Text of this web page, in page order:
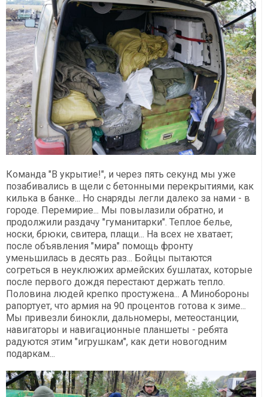
Команда "В укрытие!", и через пять секунд мы уже
позабивались в щели с бетонными перекрытиями, как
килька в банке... Но снаряды легли далеко за нами - в
городе. Перемирие... Мы повылазили обратно, и
продолжили раздачу "гуманитарки". Теплое белье,
носки, брюки, свитера, плащи... На всех не хватает;
после объявления "мира" помощь фронту
уменьшилась в десять раз... Бойцы пытаются
согреться в неуклюжих армейских бушлатах, которые
после первого дождя перестают держать тепло.
Половина людей крепко простужена... А Минобороны
рапортует, что армия на 90 процентов готова к зиме...
Мы привезли бинокли, дальномеры, метеостанции,
навигаторы и навигационные планшеты - ребята
радуются этим "игрушкам", как дети новогодним
подаркам...